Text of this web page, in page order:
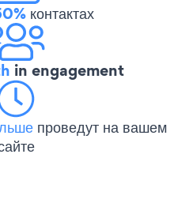
контактах
in engagement
проведут на вашем